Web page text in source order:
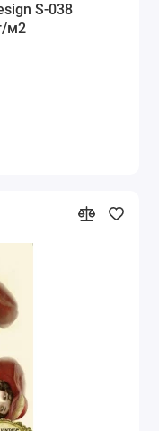
S-038
м2